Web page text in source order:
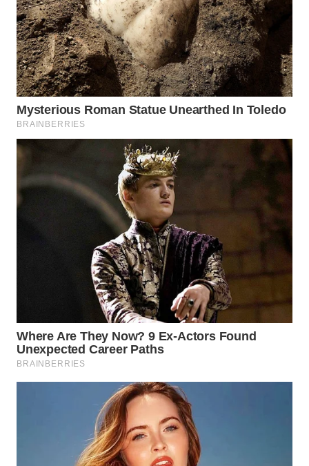
MANDALIKA
WN
LIKUPANG
WN
LABUANBAJO
Wahana
Media
WAHANA
ADVOKAT
INFRASTRUKTUR